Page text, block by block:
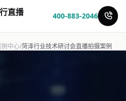
直播 400-883-2046
例中心/菏泽行业技术研讨会直播拍摄案例